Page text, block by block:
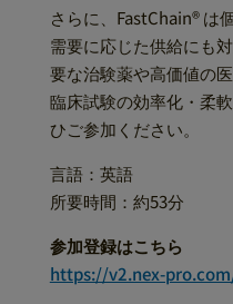
さらに、FastChain® は
需要に応じた供給にも
要な治験薬や高価値の医
臨床試験の効率化・柔
ひご参加ください。
言語：英語
所要時間：約53分
参加登録はこちら
https://v2.nex-